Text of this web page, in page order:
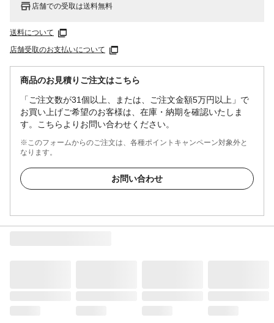
店舗での受取は送料無料
送料について
店舗受取のお支払いについて
商品のお見積りご注文はこちら
「ご注文数が31個以上、または、ご注文金額5万円以上」で
お買い上げご希望のお客様は、在庫・納期を確認いたしま
す。こちらよりお問い合わせください。
※このフォームからのご注文は、各種ポイントキャンペーン対象外と
なります。
お問い合わせ